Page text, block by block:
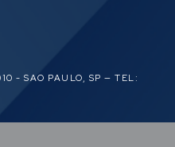
- SAO PAULO, SP — TEL: